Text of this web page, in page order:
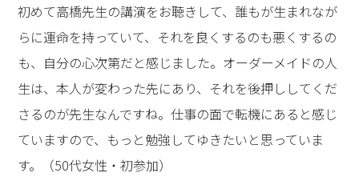
初めて高橋先生の講演をお聴きして、誰もが生まれなが
らに運命を持っていて、それを良くするのも悪くするの
も、自分の心次第だと感じました。オーダーメイドの人
生は、本人が変わった先にあり、それを後押ししてくだ
さるのが先生なんですね。仕事の面で転機にあると感じ
ていますので、もっと勉強してゆきたいと思っていま
す。（50代女性・初参加）